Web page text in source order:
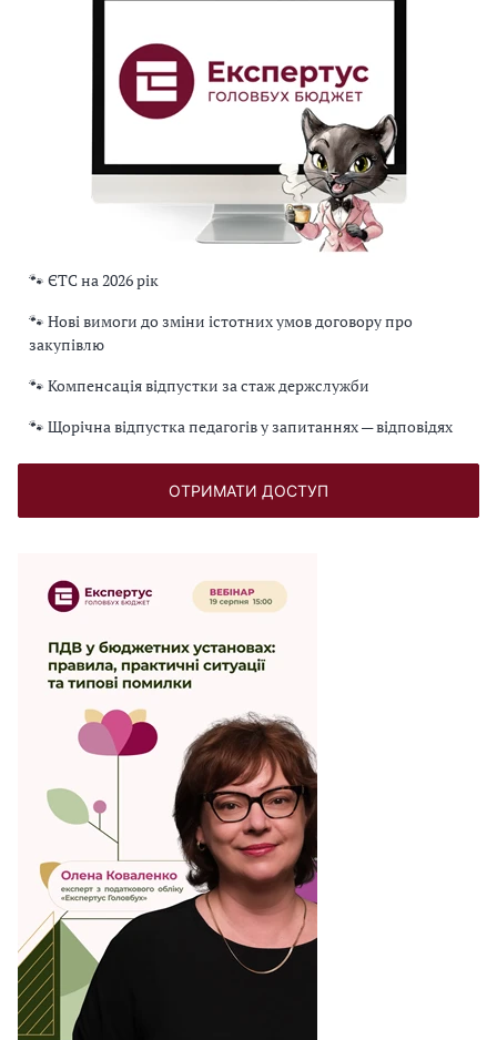
🐾 ЄТС на 2026 рік
🐾 Нові вимоги до зміни істотних умов договору про
закупівлю
🐾 Компенсація відпустки за стаж держслужби
🐾 Щорічна відпустка педагогів у запитаннях — відповідях
ОТРИМАТИ ДОСТУП